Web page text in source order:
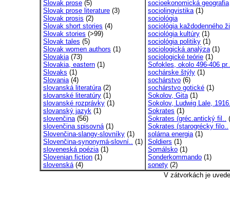
Slovak prose (5)
Slovak prose literature (3)
Slovak prosis (2)
Slovak short stories (4)
Slovak stories (>99)
Slovak tales (5)
Slovak women authors (1)
Slovakia(73)
Slovakia, eastern (1)
Slovaks (1)
Slovania(4)
slovanská literatúra(2)
slovanské literatúry (1)
slovanské rozprávky (1)
slovanský jazyk (1)
slovenčina(56)
slovenčina spisovná(1)
Slovenčina-slangy-slovníky (1)
Slovenčina-synonymá-slovní.. (1)
sloveneská poézia(1)
Slovenian fiction (1)
slovenská(4)
socioekonomická geografia
sociolingvistika(1)
sociológia
sociológia každodenného
sociológia kultúry (1)
sociológia politiky (1)
sociologická analýza(1)
sociologické teórie (1)
Sofokles, okolo 496-406
sochárske štýly (1)
sochárstvo (6)
sochárstvo gotické (1)
Sokolov, Gita(1)
Sokolov, Ludwig Lale,
Sokrates (1)
Sokrates (gréc.antický fil..
Sokrates (starogrécky filo..
solárna energia(1)
Soldiers (1)
Somálsko (1)
Sonderkommando (1)
sonety (2)
V zátvorkách je